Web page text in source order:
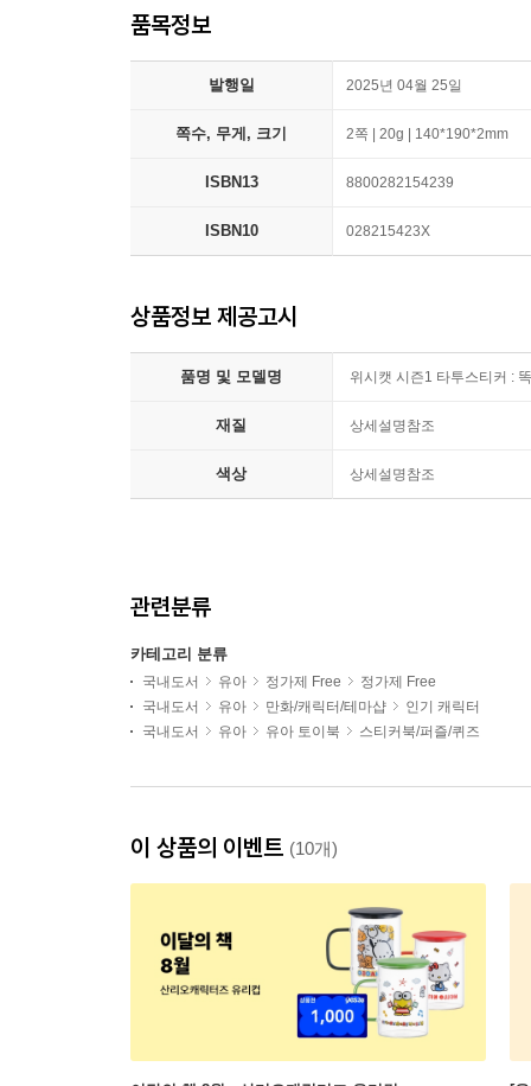
품목정보
발행일 2025년 04월 25일
쪽수, 무게, 크기 2쪽 | 20g | 140*190*2mm
ISBN13 8800282154239
ISBN10 028215423X
상품정보 제공고시
품명 및 모델명 위시캣 시즌1 타투스티커 :
재질 상세설명참조
색상 상세설명참조
관련분류
카테고리 분류
국내도서 유아 정가제 Free
정가제 Free
국내도서
유아 만화/캐릭터/테마샵
인기 캐릭터
국내도서
유아 유아 토이북 스티커북/퍼즐/퀴즈
이 상품의 이벤트 (10개)